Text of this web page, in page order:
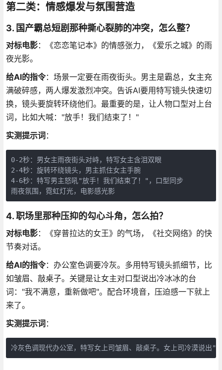
第二类：情感爆发与氛围营造
3. 国产霸总短剧那种撕心裂肺的冲突，怎么整？
对标电影：《恋恋笔记本》的情感张力，《爱乐之城》的雨
夜光影。
给AI的指令：场景一定要在雨夜街头。男主是霸总，女主充
满破碎感，两人爆发激烈冲突。告诉AI要用特写镜头快速切
换，镜头要旋转环绕他们。最重要的是，让人物口型对上台
词，比如大喊："放手！我们结束了！"
实测提示词：
0-2秒：男女主雨夜街头对峙，特写女主含泪双眼
2-4秒：旋转环绕镜头，男主抓住女主手腕
4-6秒：特写男主怒吼"放手！我们结束了！"，口型同步
雨夜氛围，霓虹灯光，电影感光影
4. 职场里那种压抑的勾心斗角，怎么拍？
对标电影：《穿普拉达的女王》的气场，《社交网络》的快
节奏对话。
给AI的指令：办公室色调要冷灰。多用特写镜头抓细节，比
如皱眉、敲桌子。关键是让女主对口型说出冷冰冰的台
词："我不满意，重新做吧"。配合环境音，压迫感一下就上
来了。
实测提示词：
冷灰色调现代办公室，特写女上司皱眉、敲桌子。女上司冷漠说出